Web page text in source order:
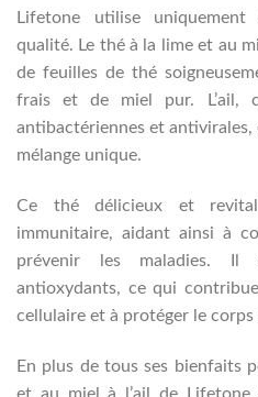
Lifetone utilise
qualité. Le thé à la lime et au
de feuilles de thé
frais et de miel pur. L’ail,
antibactériennes et antivirales,
mélange unique.
Ce thé délicieux et
immunitaire, aidant ainsi à
prévenir les maladies. Il
antioxydants, ce qui
cellulaire et à protéger le
En plus de tous ses bienfaits